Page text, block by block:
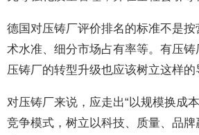
德国对压铸厂评价排名的标准不是
术水准、细分市场占有率等。有压铸
压铸厂的转型升级也应该树立这样的
对压铸厂来说，应走出“以规模换成
竞争模式，树立以科技、质量、品